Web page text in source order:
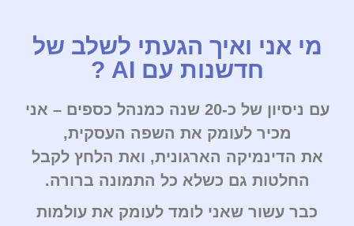
מי אני ואיך הגעתי לשלב של
חדשנות עם AI ?
עם ניסיון של כ-20 שנה כמנהל כספים – אני
מכיר לעומק את השפה העסקית,
את הדינמיקה הארגונית, ואת הלחץ לקבל
החלטות גם כשלא כל התמונה ברורה.
כבר עשור שאני לומד לעומק את עולמות